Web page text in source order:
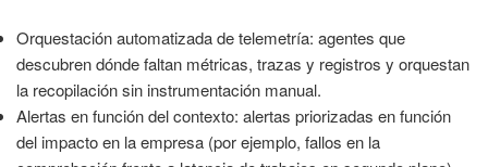
Orquestación automatizada de telemetría: agentes que
descubren dónde faltan métricas, trazas y registros y orquestan
la recopilación sin instrumentación manual.
Alertas en función del contexto: alertas priorizadas en función
del impacto en la empresa (por ejemplo, fallos en la